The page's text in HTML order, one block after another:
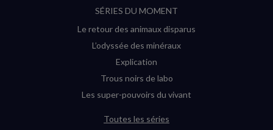
SÉRIES DU MOMENT
Le retour des animaux disparus
L’odyssée des minéraux
Explication
Trous noirs de labo
Les super-pouvoirs du vivant
Toutes les séries